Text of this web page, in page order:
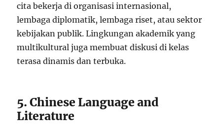
cita bekerja di organisasi internasional,
lembaga diplomatik, lembaga riset, atau sektor
kebijakan publik. Lingkungan akademik yang
multikultural juga membuat diskusi di kelas
terasa dinamis dan terbuka.
5. Chinese Language and
Literature